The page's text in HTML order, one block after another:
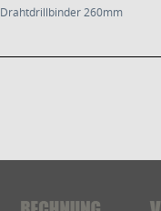
Drahtdrillbinder 260mm